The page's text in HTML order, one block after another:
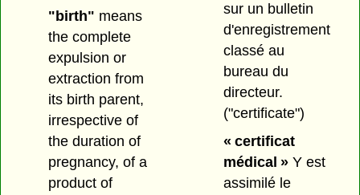
"birth" means
the complete
expulsion or
extraction from
its birth parent,
irrespective of
the duration of
pregnancy, of a
product of
sur un bulletin
d'enregistrement
classé au
bureau du
directeur.
("certificate")
« certificat
médical »Y est
assimilé le